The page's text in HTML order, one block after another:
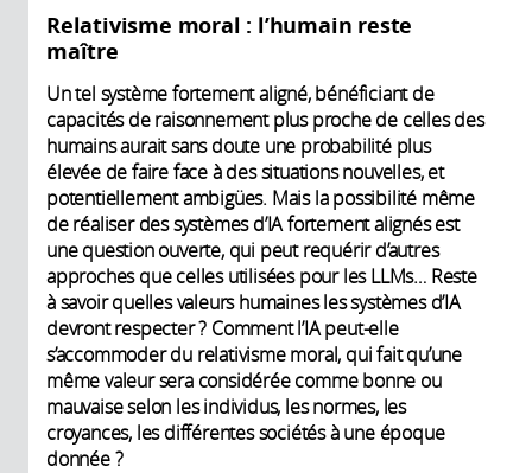
Relativisme moral : l’humain reste
maître
Un tel système fortement aligné, bénéficiant de
capacités de raisonnement plus proche de celles des
humains aurait sans doute une probabilité plus
élevée de faire face à des situations nouvelles, et
potentiellement ambigües. Mais la possibilité même
de réaliser des systèmes d’IA fortement alignés est
une question ouverte, qui peut requérir d’autres
approches que celles utilisées pour les LLMs… Reste
à savoir quelles valeurs humaines les systèmes d’IA
devront respecter ? Comment l’IA peut-elle
s’accommoder du relativisme moral, qui fait qu’une
même valeur sera considérée comme bonne ou
mauvaise selon les individus, les normes, les
croyances, les différentes sociétés à une époque
donnée ?